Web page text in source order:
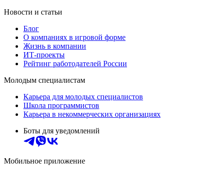
Новости и статьи
Блог
О компаниях в игровой форме
Жизнь в компании
ИТ-проекты
Рейтинг работодателей России
Молодым специалистам
Карьера для молодых специалистов
Школа программистов
Карьера в некоммерческих организациях
Боты для уведомлений
Мобильное приложение